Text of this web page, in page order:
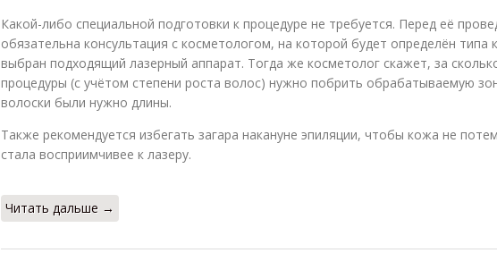
Какой-либо специальной подготовки к процедуре не требуется. Перед её
обязательна консультация с косметологом, на которой будет определён типа
выбран подходящий лазерный аппарат. Тогда же косметолог скажет, за
процедуры (с учётом степени роста волос) нужно побрить обрабатываемую
волоски были нужно длины.
Также рекомендуется избегать загара накануне эпиляции, чтобы кожа не
стала восприимчивее к лазеру.
Читать дальше →